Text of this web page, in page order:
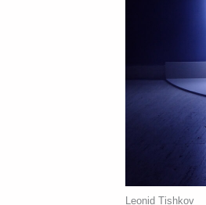
Leonid Tishkov